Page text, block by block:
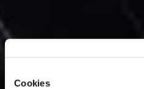
Cookies